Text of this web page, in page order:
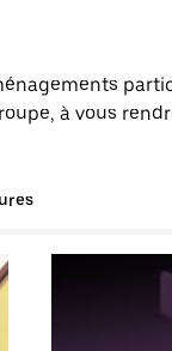
à vous